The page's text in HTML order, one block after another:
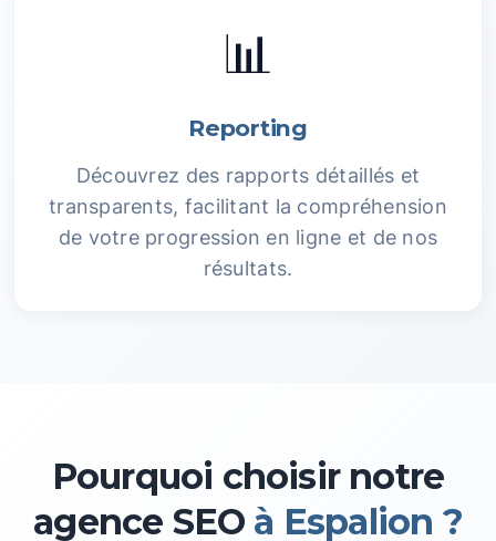
📊
Reporting
Découvrez des rapports détaillés et
transparents, facilitant la compréhension
de votre progression en ligne et de nos
résultats.
Pourquoi choisir notre
agence SEO à Espalion ?